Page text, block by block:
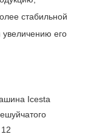
стабильной
его